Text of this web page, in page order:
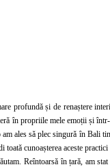
renaștere interioară. Am trăit ani
într-un moment de cumpănă și dezechilibru
de 3 săptămâni, într-o călătorie care avea să-
toatǎ cunoașterea aceste
vocația mea autentică. Au